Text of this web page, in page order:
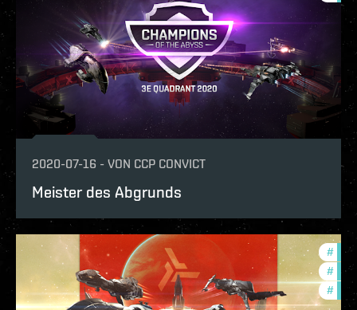
2020-07-16 - VON CCP CONVICT
Meister des Abgrunds
#
# pvp
#